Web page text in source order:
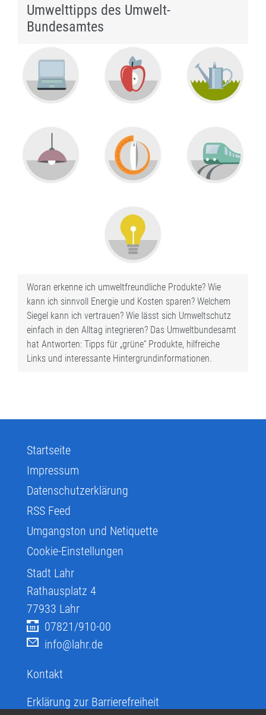
Umwelttipps des Umwelt-
Bundesamtes
Woran erkenne ich umweltfreundliche Produkte? Wie
kann ich sinnvoll Energie und Kosten sparen? Welchem
Siegel kann ich vertrauen? Wie lässt sich Umweltschutz
einfach in den Alltag integrieren? Das Umweltbundesamt
hat Antworten: Tipps für „grüne“ Produkte, hilfreiche
Links und interessante Hintergrundinformationen.
Startseite
Impressum
Datenschutzerklärung
RSS Feed
Umgangston und Netiquette
Cookie-Einstellungen
Stadt Lahr
Rathausplatz 4
77933 Lahr
07821/910-00
info@lahr.de
Kontakt
Erklärung zur Barrierefreiheit